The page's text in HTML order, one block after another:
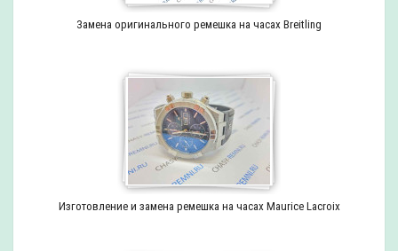
Замена оригинального ремешка на часах Breitling
Изготовление и замена ремешка на часах Maurice Lacroix